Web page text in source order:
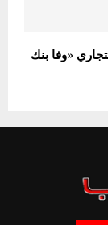
«وفا بنك